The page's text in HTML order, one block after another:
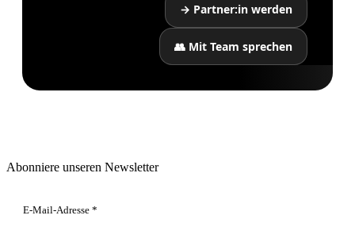
→ Partner:in werden
👥 Mit Team sprechen
Abonniere unseren Newsletter